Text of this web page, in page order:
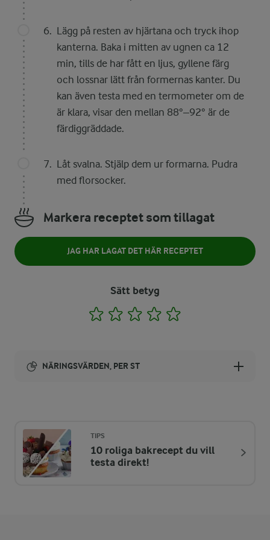
Lägg på resten av hjärtana och tryck ihop
kanterna. Baka i mitten av ugnen ca 12
min, tills de har fått en ljus, gyllene färg
och lossnar lätt från formernas kanter. Du
kan även testa med en termometer om de
är klara, visar den mellan 88°–92° är de
färdiggräddade.
Låt svalna. Stjälp dem ur formarna. Pudra
med florsocker.
Markera receptet som tillagat
JAG HAR LAGAT DET HÄR RECEPTET
Sätt betyg
1 2 3 4
NÄRINGSVÄRDEN, PER ST
ENERGIDISTRIBUTION %
NÄRINGSVÄRDEN PER ST
TIPS
10 roliga bakrecept du vill
testa direkt!